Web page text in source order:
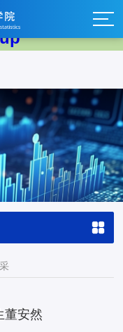
有限公司-
董安然